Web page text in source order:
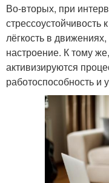
Во-вторых, при
лёгкость в
настроение. К тому
активизируются
работоспособность и